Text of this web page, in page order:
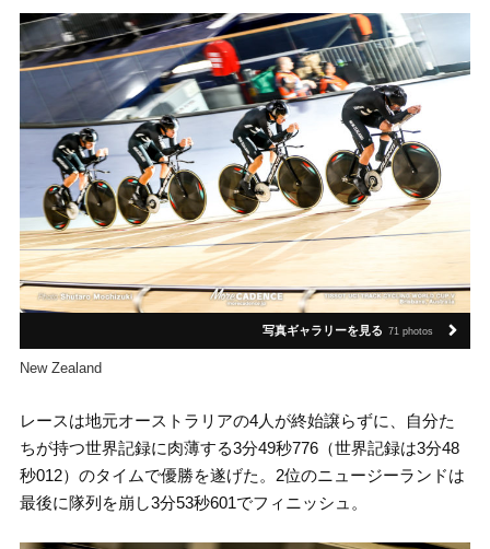
写真ギャラリーを見る 71 photos
New Zealand
レースは地元オーストラリアの4人が終始譲らずに、自分た
ちが持つ世界記録に肉薄する3分49秒776（世界記録は3分48
秒012）のタイムで優勝を遂げた。2位のニュージーランドは
最後に隊列を崩し3分53秒601でフィニッシュ。